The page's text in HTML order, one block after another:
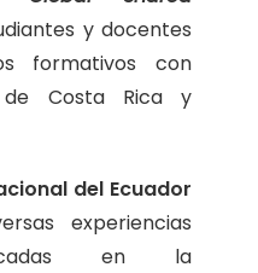
y docentes
formativos con
de Costa Rica y
del Ecuador
experiencias
en la